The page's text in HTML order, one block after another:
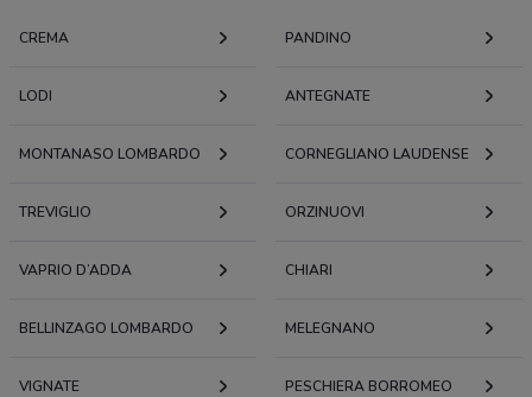
CREMA PANDINO
LODI ANTEGNATE
MONTANASO LOMBARDO CORNEGLIANO LAUDENSE
TREVIGLIO ORZINUOVI
VAPRIO D’ADDA CHIARI
BELLINZAGO LOMBARDO MELEGNANO
VIGNATE PESCHIERA BORROMEO